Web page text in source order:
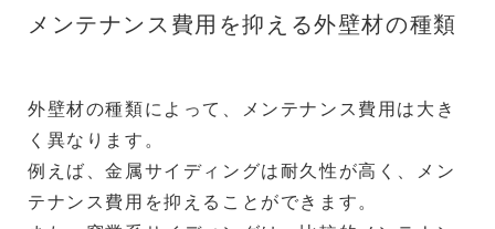
メンテナンス費用を抑える外壁材の種類
外壁材の種類によって、メンテナンス費用は大き
く異なります。
例えば、金属サイディングは耐久性が高く、メン
テナンス費用を抑えることができます。